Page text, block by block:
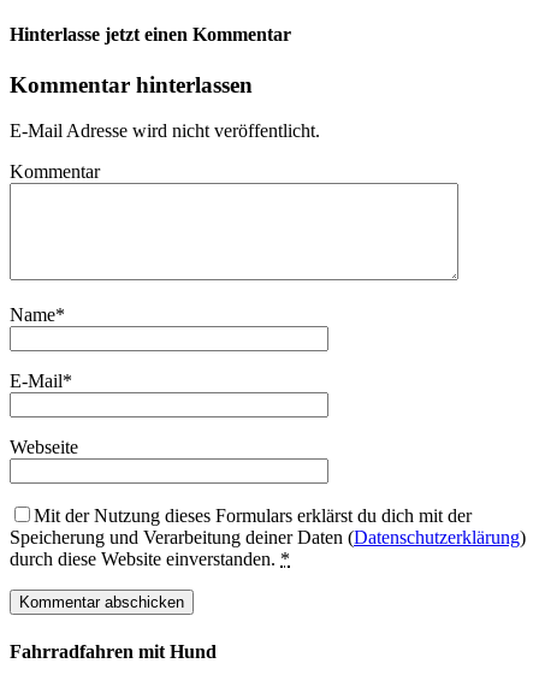
Hinterlasse jetzt einen Kommentar
Kommentar hinterlassen
E-Mail Adresse wird nicht veröffentlicht.
Kommentar
Name*
E-Mail*
Webseite
Mit der Nutzung dieses Formulars erklärst du dich mit der
Speicherung und Verarbeitung deiner Daten (Datenschutzerklärung)
durch diese Website einverstanden. *
Fahrradfahren mit Hund